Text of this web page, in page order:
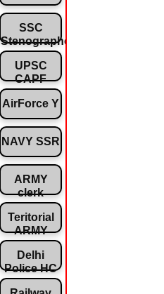
SSC
Stenographer
UPSC
CAPF
AirForce Y
NAVY SSR
ARMY
clerk
Teritorial
ARMY
Delhi
Police HC